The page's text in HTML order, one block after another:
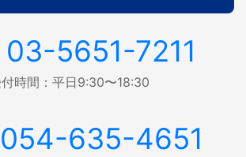
03-5651-7211
時間：平日9:30〜18:30
054-635-4651